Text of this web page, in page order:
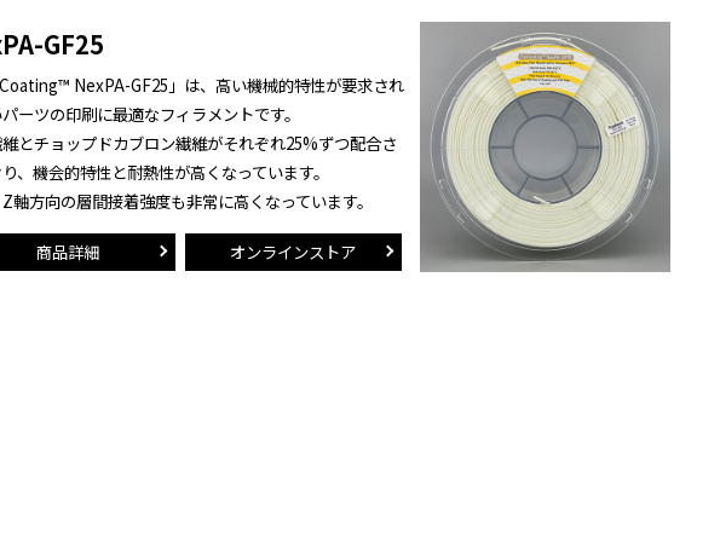
GF25
NexPA-GF25」は、高い機械的特性が要求され
ーツの印刷に最適なフィラメントです。
とチョップドカブロン繊維がそれぞれ25%ずつ配合さ
、機会的特性と耐熱性が高くなっています。
軸方向の層間接着強度も非常に高くなっています。
商品詳細 オンラインストア